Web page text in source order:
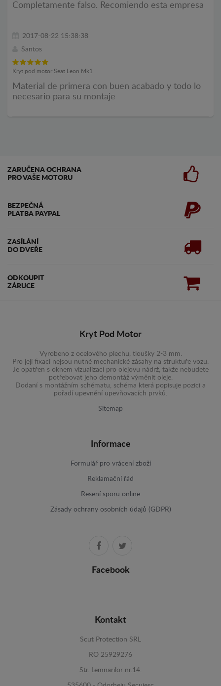
Completamente falso. Recomiendo esta empresa
2017-08-22 15:38:38
Santos
Kryt pod motor Seat Leon Mk1
Material de primera con buen acabado y todo lo
necesario para su montaje
ZARUČENA OCHRANA
PRO VAŠE MOTORU
BEZPEČNÁ
PLATBA PAYPAL
ZASÍLÁNÍ
DO DVEŘE
ODKOUPIT
ZÁRUCE
Kryt Pod Motor
Vyrobeno z ocelového plechu, tloušky 2-3 mm.
Pro její fixaci nejsou nutné mechanické zásahy na struktuře vozu.
Je opatřen s oknem vizualizací pro olejovu nádrž, takže nebudete
potřebovat jeho demontáž výměnit oleje.
Dodaní s montážním schématu, schéma která popisuje pozici a
pořadí upevnění upevňovacích prvků.
Sitemap
Informace
Formulář pro vrácení zboží
Reklamační řád
Resení sporu online
Zásady ochrany osobních údajů (GDPR)
Facebook
Kontakt
Scut Protection SRL
RO 25929276
Str. Lemnarilor nr.14.